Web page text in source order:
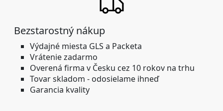
Bezstarostný nákup
Výdajné miesta GLS a Packeta
Vrátenie zadarmo
Overená firma v Česku cez 10 rokov na trhu
Tovar skladom - odosielame ihneď
Garancia kvality